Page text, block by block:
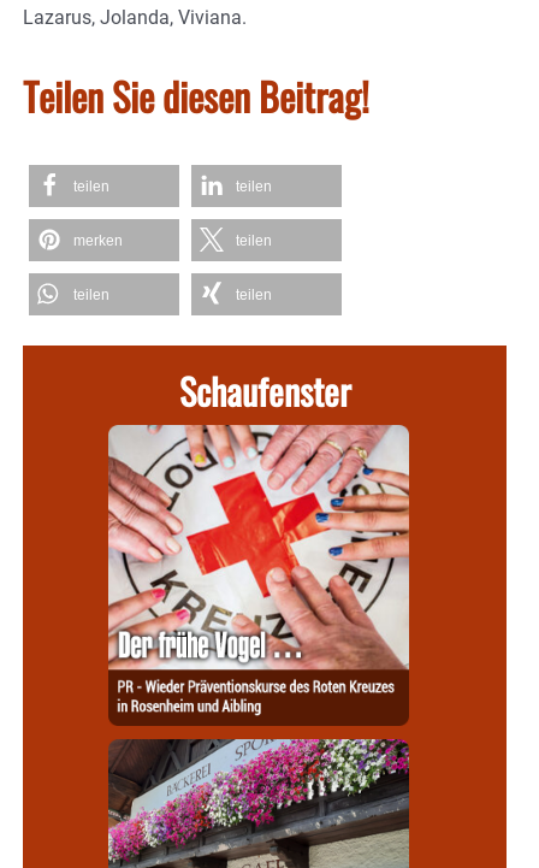
Lazarus, Jolanda, Viviana.
Teilen Sie diesen Beitrag!
teilen teilen
merken teilen
teilen teilen
Schaufenster